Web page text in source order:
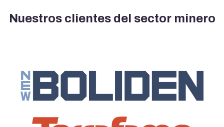
Nuestros clientes del sector minero